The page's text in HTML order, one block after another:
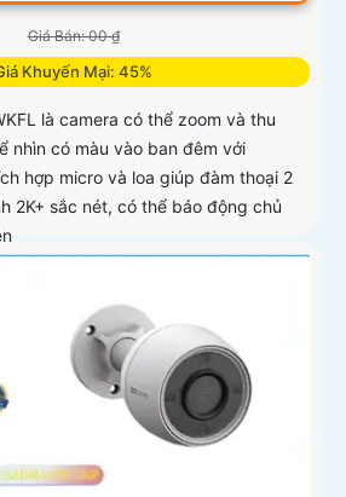
Giá Bán: 00 ₫
Khuyến Mại: 45%
là camera có thể zoom và thu
nhìn có màu vào ban đêm với
hợp micro và loa giúp đàm thoại 2
2K+ sắc nét, có thể báo động chủ